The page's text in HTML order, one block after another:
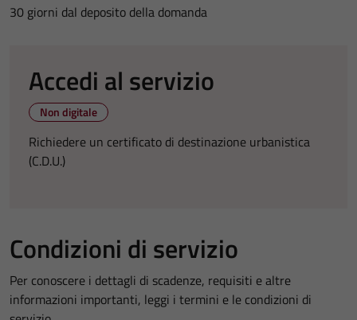
30 giorni dal deposito della domanda
Accedi al servizio
Non digitale
Richiedere un certificato di destinazione urbanistica
(C.D.U.)
Condizioni di servizio
Per conoscere i dettagli di scadenze, requisiti e altre
informazioni importanti, leggi i termini e le condizioni di